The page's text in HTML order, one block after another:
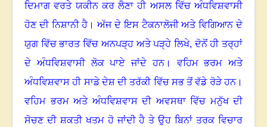
ਦਿਮਾਗ ਵਰਤੇ ਯਕੀਨ ਕਰ ਲੈਣਾ ਹੀ ਅਸਲ ਵਿੱਚ ਅੰਧਵਿਸ਼ਵਾਸੀ
ਹੋਣ ਦੀ ਨਿਸ਼ਾਨੀ ਹੈ। ਅੱਜ ਦੇ ਇਸ ਟੈਕਨਾਲੋਜੀ ਅਤੇ ਵਿਗਿਆਨ ਦੇ
ਯੁਗ ਵਿੱਚ ਭਾਰਤ ਵਿੱਚ ਅਨਪੜ੍ਹ ਅਤੇ ਪੜ੍ਹੇ ਲਿਖੇ,ਦੋਨੋਂ ਹੀ ਤਰ੍ਹਾਂ
ਦੇ ਅੰਧਵਿਸ਼ਵਾਸੀ ਲੋਕ ਪਾਏ ਜਾਂਦੇ ਹਨ। ਵਹਿਮ ਭਰਮ ਅਤੇ
ਅੰਧਵਿਸ਼ਵਾਸ ਹੀ ਸਾਡੇ ਦੇਸ਼ ਦੀ ਤਰੱਕੀ ਵਿੱਚ ਸਭ ਤੋਂ ਵੱਡੇ ਰੋੜੇ ਹਨ।
ਵਹਿਮ ਭਰਮ ਅਤੇ ਅੰਧਵਿਸ਼ਵਾਸ ਦੀ ਅਵਸਥਾ ਵਿੱਚ ਮਨੁੱਖ ਦੀ
ਸੋਚਣ ਦੀ ਸ਼ਕਤੀ ਖਤਮ ਹੋ ਜਾਂਦੀ ਹੈ ਤੇ ‌ਉਹ ਬਿਨਾਂ ਤਰਕ ਵਿਚਾਰ